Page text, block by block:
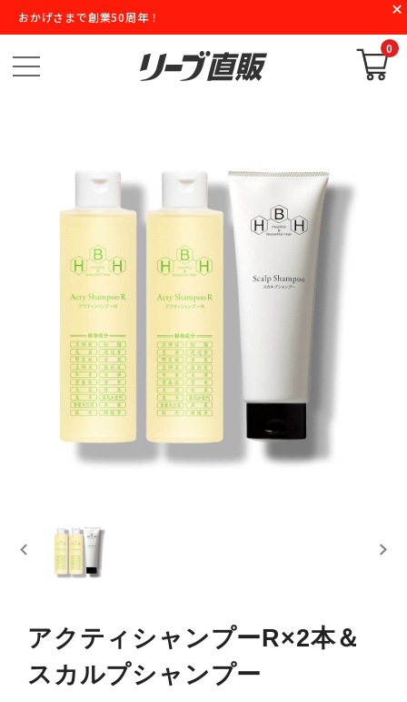
おかげさまで創業50周年！
0
アクティシャンプーR×2本＆
スカルプシャンプー